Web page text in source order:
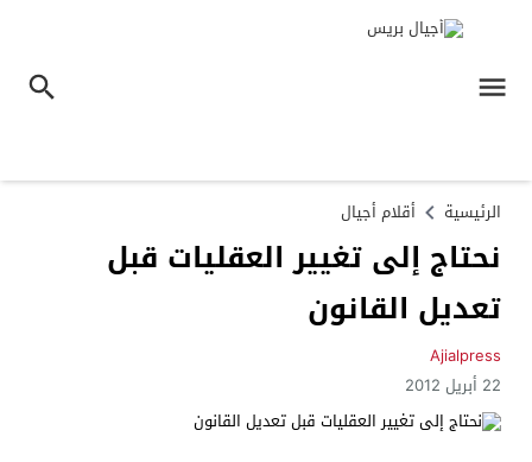
الرئيسية أقلام أجيال
نحتاج إلى تغيير العقليات قبل
تعديل القانون
Ajialpress
22 أبريل 2012